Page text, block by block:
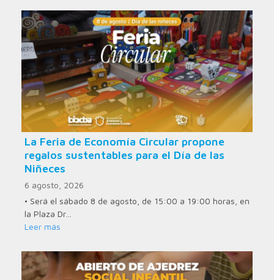
La Feria de Economía Circular propone
regalos sustentables para el Día de las
Niñeces
6 agosto, 2026
• Será el sábado 8 de agosto, de 15:00 a 19:00 horas, en
la Plaza Dr…
Leer más